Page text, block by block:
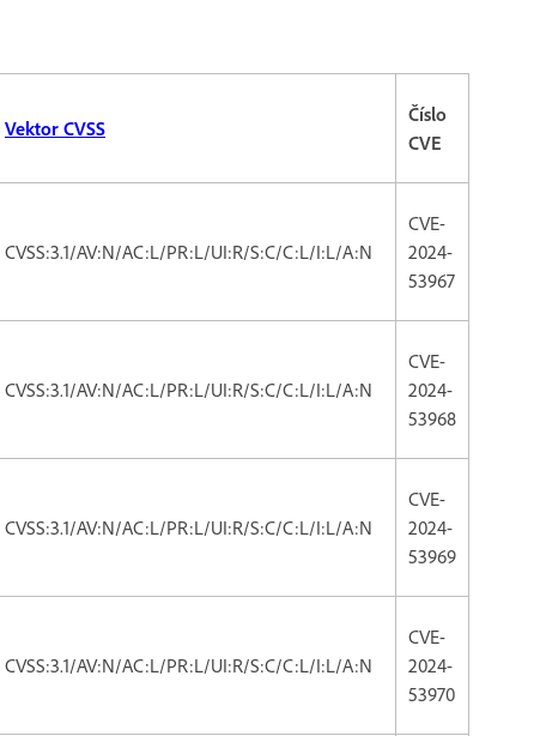
Vektor CVSS
Číslo
CVE
CVSS:3.1/AV:N/AC:L/PR:L/UI:R/S:C/C:L/I:L/A:N
CVE-
2024-
53967
CVSS:3.1/AV:N/AC:L/PR:L/UI:R/S:C/C:L/I:L/A:N
CVE-
2024-
53968
CVSS:3.1/AV:N/AC:L/PR:L/UI:R/S:C/C:L/I:L/A:N
CVE-
2024-
53969
CVSS:3.1/AV:N/AC:L/PR:L/UI:R/S:C/C:L/I:L/A:N
CVE-
2024-
53970